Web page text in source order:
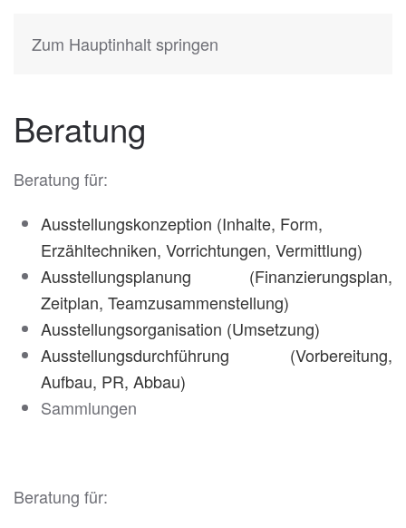
Zum Hauptinhalt springen
KATIA HERMANN
Beratung
Beratung für:
Ausstellungskonzeption (Inhalte, Form,
Erzähltechniken, Vorrichtungen, Vermittlung)
Ausstellungsplanung (Finanzierungsplan,
Zeitplan, Teamzusammenstellung)
Ausstellungsorganisation (Umsetzung)
Ausstellungsdurchführung (Vorbereitung,
Aufbau, PR, Abbau)
Sammlungen
Beratung für: